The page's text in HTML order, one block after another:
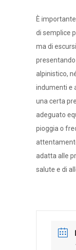
È
di semplice
ma di
alpinistico,
indumenti e
una certa
adeguato
pioggia o
adatta alle
salute e di